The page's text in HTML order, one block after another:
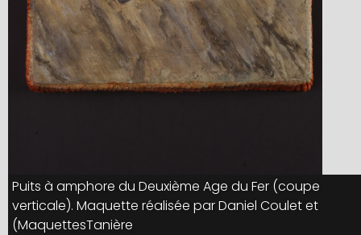
Puits à amphore du Deuxième Age du Fer (coupe
verticale). Maquette réalisée par Daniel Coulet et
MaquettesTanière)